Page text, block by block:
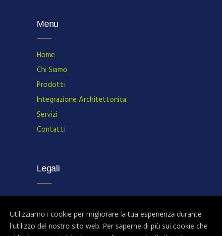
Menu
Home
Chi Siamo
Prodotti
Integrazione Architettonica
Servizi
Contatti
Legali
Privacy policy
Utilizziamo i cookie per migliorare la tua esperienza durante
l'utilizzo del nostro sito web. Per saperne di più sui cookie che